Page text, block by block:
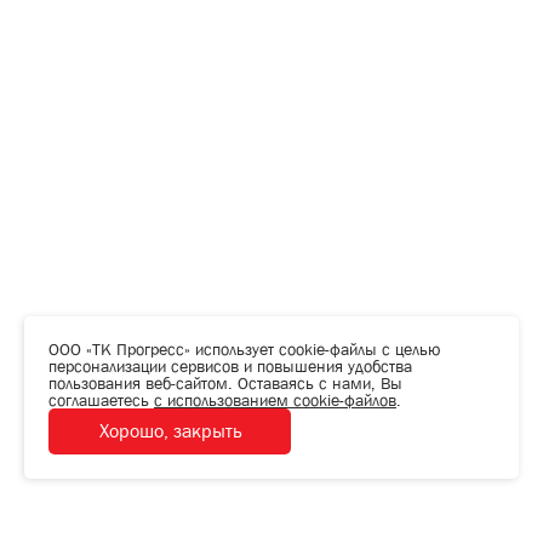
ООО «ТК Прогресс» использует cookie-файлы с целью
персонализации сервисов и повышения удобства
пользования веб-сайтом. Оставаясь с нами, Вы
соглашаетесь с использованием cookie-файлов.
Хорошо, закрыть